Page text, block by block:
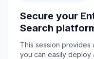
Secure your
Search
This session provides
you can easily deploy